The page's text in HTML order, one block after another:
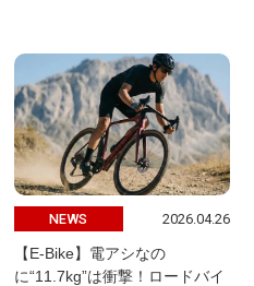
NEWS 2026.04.26
【E-Bike】電アシなの
に“11.7kg”は衝撃！ロードバイ